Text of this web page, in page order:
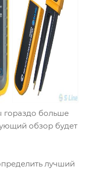
гораздо больше
обзор будет
лучший